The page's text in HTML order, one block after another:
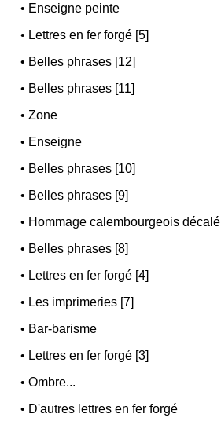
• Enseigne peinte
• Lettres en fer forgé [5]
• Belles phrases [12]
• Belles phrases [11]
•Zone
• Enseigne
• Belles phrases [10]
• Belles phrases [9]
• Hommage calembourgeois décalé
• Belles phrases [8]
• Lettres en fer forgé [4]
• Les imprimeries [7]
• Bar-barisme
• Lettres en fer forgé [3]
•Ombre...
• D'autres lettres en fer forgé